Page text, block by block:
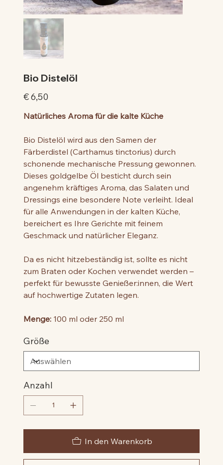
Bio Distelöl
Preis
€ 6,50
Natürliches Aroma für die kalte Küche
Bio Distelöl wird aus den Samen der
Färberdistel (Carthamus tinctorius) durch
schonende mechanische Pressung gewonnen.
Dieses goldgelbe Öl besticht durch sein
angenehm kräftiges Aroma, das Salaten und
Dressings eine besondere Note verleiht. Ideal
für alle Anwendungen in der kalten Küche,
bereichert es Ihre Gerichte mit feinem
Geschmack und natürlicher Eleganz.
Da es nicht hitzebeständig ist, sollte es nicht
zum Braten oder Kochen verwendet werden –
perfekt für bewusste Genießer:innen, die Wert
auf hochwertige Zutaten legen.
Menge: 100 ml oder 250 ml
Größe
Anzahl
In den Warenkorb